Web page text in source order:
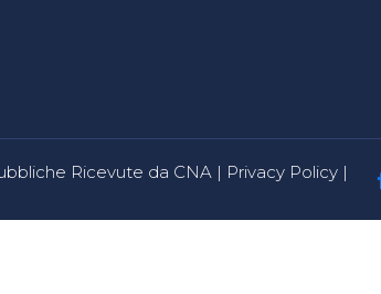
Ricevute da CNA | Privacy Policy |